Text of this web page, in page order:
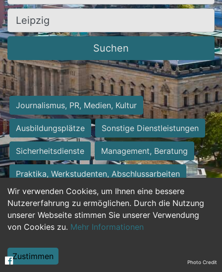
Wir verwenden Cookies, um Ihnen eine bessere
Nutzererfahrung zu ermöglichen. Durch die Nutzung
unserer Webseite stimmen Sie unserer Verwendung
von Cookies zu. Mehr Informationen
Zustimmen
Ort, Stadt
Suchen
Journalismus, PR, Medien, Kultur
Ausbildungsplätze Sonstige Dienstleistungen
Sicherheitsdienste Management, Beratung
Praktika, Werkstudenten, Abschlussarbeiten
Personalwesen Assistenz, Sekretariat
Hilfskräfte, Aushilfs- und Nebenjobs
Weiterbildung, Studium, duale Ausbildung Photo Credit